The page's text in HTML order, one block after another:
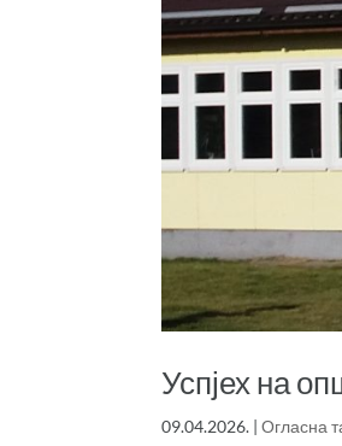
Успјех на
09.04.2026. |Огласна